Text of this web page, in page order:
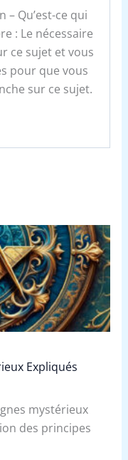
– Qu’est-ce qui
: Le nécessaire
ce sujet et vous
pour que vous
sur ce sujet.
Expliqués
mystérieux
des principes